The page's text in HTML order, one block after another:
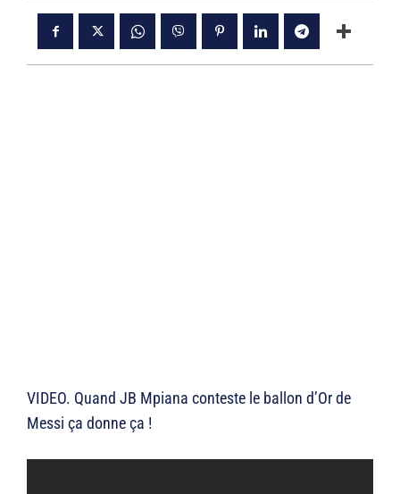
VIDEO. Quand JB Mpiana conteste le ballon d’Or de
Messi ça donne ça !